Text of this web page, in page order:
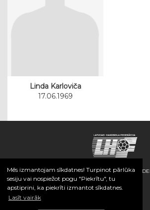
Mēs izmantojam sīkdatnes! Turpinot pārlūka
sesiju vai nospiežot pogu "Piekrītu", tu
apstiprini, ka piekrīti izmantot sīkdatnes.
Lasīt vairāk
Linda Karloviča
17.06.1969
© 2026 / LATVIJAS HANDBOLA